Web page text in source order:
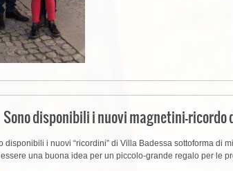
Sono disponibili i nuovi magnetini-ricordo
disponibili i nuovi “ricordini” di Villa Badessa sottoforma di
una buona idea per un piccolo-grande regalo per le